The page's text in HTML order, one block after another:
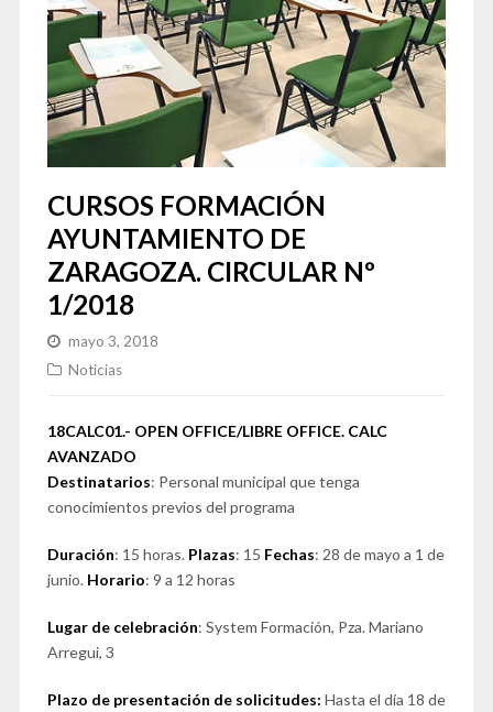
CURSOS FORMACIÓN
AYUNTAMIENTO DE
ZARAGOZA. CIRCULAR Nº
1/2018
mayo 3, 2018
Noticias
18CALC01.- OPEN OFFICE/LIBRE OFFICE. CALC
AVANZADO
Destinatarios: Personal municipal que tenga
conocimientos previos del programa
Duración: 15 horas. Plazas: 15 Fechas: 28 de mayo a 1 de
junio. Horario: 9 a 12 horas
Lugar de celebración: System Formación, Pza. Mariano
Arregui, 3
Plazo de presentación de solicitudes: Hasta el día 18 de